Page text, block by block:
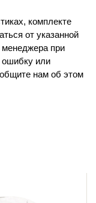
комплекте
от указанной
при
или
нам об этом